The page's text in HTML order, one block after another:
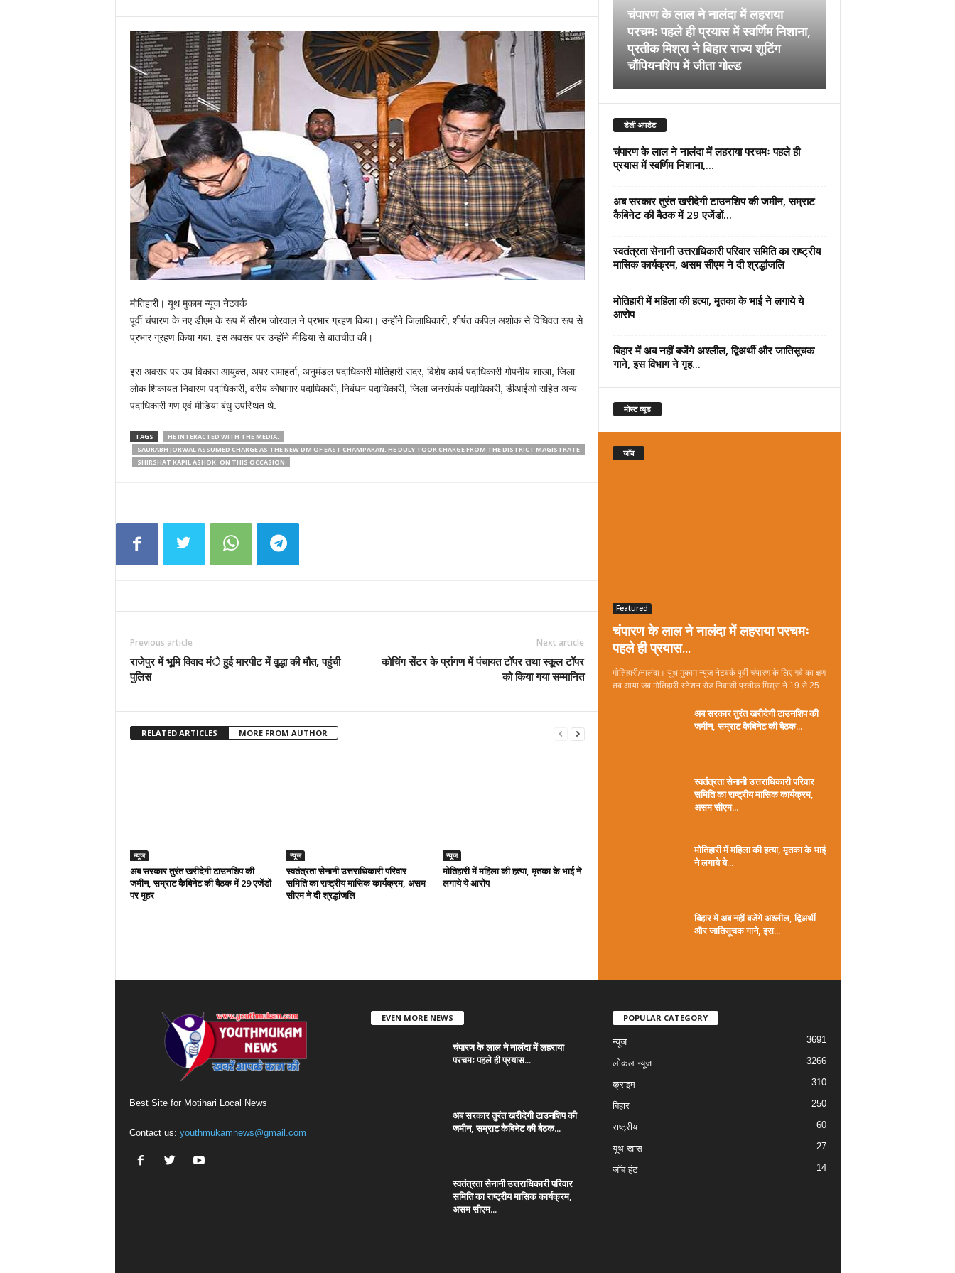
मोतिहारी। यूथ मुकाम न्यूज नेटवर्क
पूर्वी चंपारण के नए डीएम के रूप में सौरभ जोरवाल ने प्रभार ग्रहण किया। उन्होंने जिलाधिकारी, शीर्षत कपिल अशोक से विधिवत रूप से
प्रभार ग्रहण किया गया. इस अवसर पर उन्होंने मीडिया से बातचीत की।
इस अवसर पर उप विकास आयुक्त, अपर समाहर्ता, अनुमंडल पदाधिकारी मोतिहारी सदर, विशेष कार्य पदाधिकारी गोपनीय शाखा, जिला
लोक शिकायत निवारण पदाधिकारी, वरीय कोषागार पदाधिकारी, निबंधन पदाधिकारी, जिला जनसंपर्क पदाधिकारी, डीआईओ सहित अन्य
पदाधिकारी गण एवं मीडिया बंधु उपस्थित थे.
TAGS
HE INTERACTED WITH THE MEDIA.
SAURABH JORWAL ASSUMED CHARGE AS THE NEW DM OF EAST CHAMPARAN. HE DULY TOOK CHARGE FROM THE DISTRICT MAGISTRATE
SHIRSHAT KAPIL ASHOK. ON THIS OCCASION
Previous article
राजेपुर में भूमि विवाद मंे हुई मारपीट में वृ़द्धा की मौत, पहुंची
पुलिस
Next article
कोचिंग सेंटर के प्रांगण में पंचायत टॉपर तथा स्कूल टॉपर
को किया गया सम्मानित
RELATED ARTICLES MORE FROM AUTHOR
न्यूज
अब सरकार तुरंत खरीदेगी टाउनशिप की
जमीन, सम्राट कैबिनेट की बैठक में 29 एजेंडों
पर मुहर
न्यूज
स्वतंत्रता सेनानी उत्तराधिकारी परिवार
समिति का राष्ट्रीय मासिक कार्यक्रम, असम
सीएम ने दी श्रद्धांजलि
न्यूज
मोतिहारी में महिला की हत्या, मृतका के भाई ने
लगाये ये आरोप
चंपारण के लाल ने नालंदा में लहराया
परचमः पहले ही प्रयास में स्वर्णिम निशाना,
प्रतीक मिश्रा ने बिहार राज्य शूटिंग
चौंपियनशिप में जीता गोल्ड
डेली अपडेट
चंपारण के लाल ने नालंदा में लहराया परचमः पहले ही
प्रयास में स्वर्णिम निशाना,...
अब सरकार तुरंत खरीदेगी टाउनशिप की जमीन, सम्राट
कैबिनेट की बैठक में 29 एजेंडों...
स्वतंत्रता सेनानी उत्तराधिकारी परिवार समिति का राष्ट्रीय
मासिक कार्यक्रम, असम सीएम ने दी श्रद्धांजलि
मोतिहारी में महिला की हत्या, मृतका के भाई ने लगाये ये
आरोप
बिहार में अब नहीं बजेंगे अश्लील, द्विअर्थी और जातिसूचक
गाने, इस विभाग ने गृह...
मोस्ट व्यूड
जॉब
Featured
चंपारण के लाल ने नालंदा में लहराया परचमः
पहले ही प्रयास...
मोतिहारी/नालंदा। यूथ मुकाम न्यूज नेटवर्क पूर्वी चंपारण के लिए गर्व का क्षण
तब आया जब मोतिहारी स्टेशन रोड निवासी प्रतीक मिश्रा ने 19 से 25...
अब सरकार तुरंत खरीदेगी टाउनशिप की
जमीन, सम्राट कैबिनेट की बैठक...
स्वतंत्रता सेनानी उत्तराधिकारी परिवार
समिति का राष्ट्रीय मासिक कार्यक्रम,
असम सीएम...
मोतिहारी में महिला की हत्या, मृतका के भाई
ने लगाये ये...
बिहार में अब नहीं बजेंगे अश्लील, द्विअर्थी
और जातिसूचक गाने, इस...
Best Site for Motihari Local News
Contact us: youthmukamnews@gmail.com
EVEN MORE NEWS
चंपारण के लाल ने नालंदा में लहराया
परचमः पहले ही प्रयास...
अब सरकार तुरंत खरीदेगी टाउनशिप की
जमीन, सम्राट कैबिनेट की बैठक...
स्वतंत्रता सेनानी उत्तराधिकारी परिवार
समिति का राष्ट्रीय मासिक कार्यक्रम,
असम सीएम...
POPULAR CATEGORY
न्यूज 3691
लोकल न्यूज 3266
क्राइम 310
बिहार 250
राष्ट्रीय 60
यूथ खास 27
जॉब हंट 14